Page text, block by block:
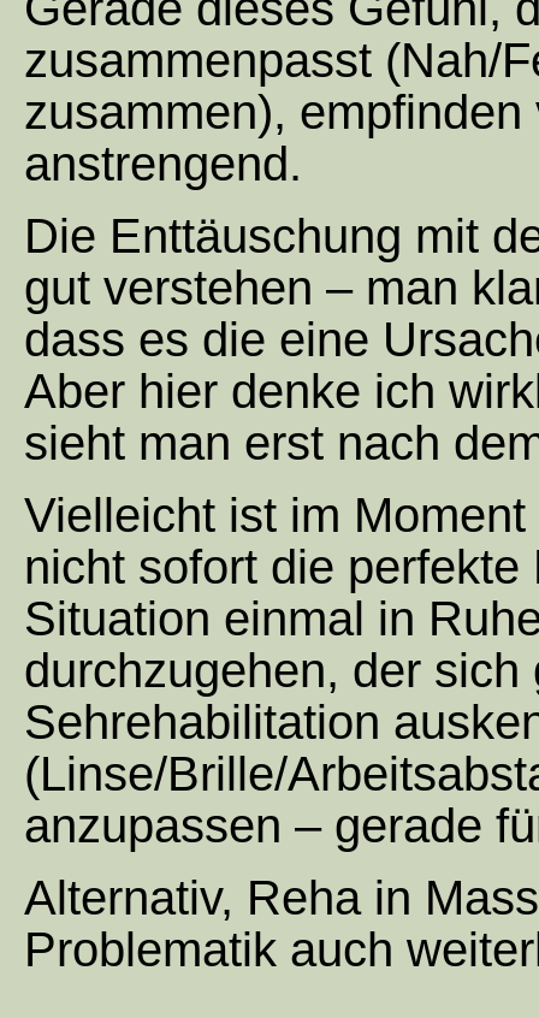
zusammenpasst (Nah/
zusammen),
anstrengend.
Die Enttäuschung mit
gut verstehen – man
dass es die eine
Aber hier denke ich
sieht man erst nach
Vielleicht ist im
nicht sofort die
Situation einmal in
durchzugehen, der
Sehrehabilitation
(Linse/Brille/
anzupassen – gerade
Alternativ, Reha in
Problematik auch